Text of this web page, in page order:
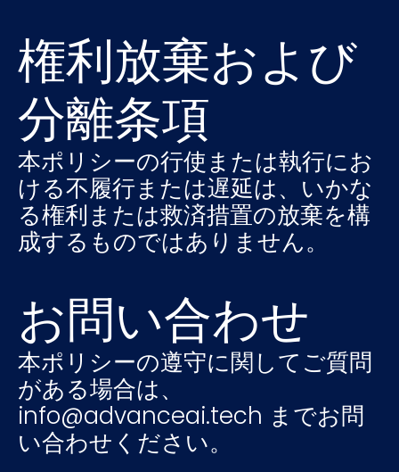
権利放棄および
分離条項
本ポリシーの行使または執行にお
ける不履行または遅延は、いかな
る権利または救済措置の放棄を構
成するものではありません。
お問い合わせ
本ポリシーの遵守に関してご質問
がある場合は、
info@advanceai.tech までお問
い合わせください。